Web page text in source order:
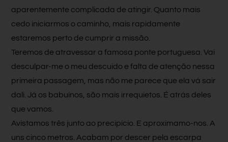
aparentemente complicada de atingir. Quanto mais
cedo iniciarmos o caminho, mais rapidamente
estaremos perto de cumprir a missão.
Teremos de atravessar a famosa ponte portuguesa. Vai
desculpar-me o meu descuido e falta de atenção nessa
primeira passagem, mas não me parece que ela vá sair
dali. Já os babuínos, são mais irrequietos. É atrás deles
que vamos.
Avistamos três junto ao precipício. E aproximamo-nos. A
uns cinco metros. Acabam por descer pela escarpa